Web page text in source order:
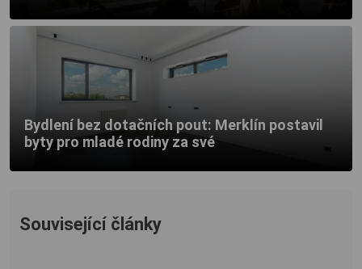
Bydlení bez dotačních pout: Merklín postavil
byty pro mladé rodiny za své
Související články